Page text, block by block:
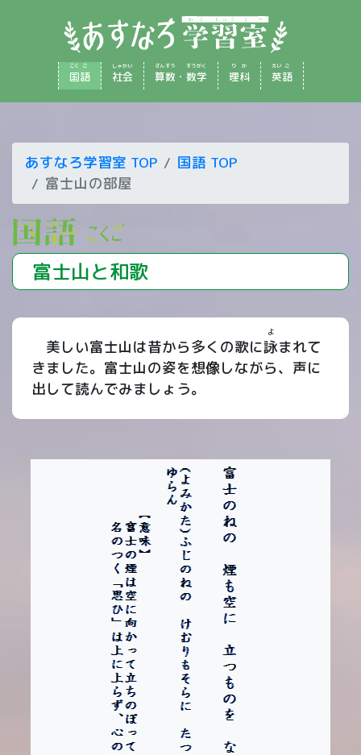
国
こく
語
ご
社
しゃ
会
かい
算
さん
数
すう
・ 数
すう
学
がく
理
り
科
か
英
えい
語
ご
あすなろ学習室 TOP
国語 TOP
富士山の部屋
富士山と和歌
美しい富士山は昔から多くの歌に詠
よ
まれて
きました。富士山の姿を想像しながら、声に
出して読んでみましょう。